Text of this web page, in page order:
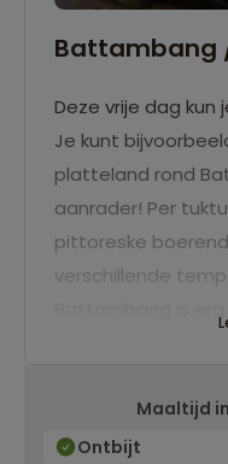
Battambang
Deze vrije dag kun
Je kunt
platteland rond
aanrader! Per
pittoreske
verschillende
geheimen van de
ontdekken. Leer zo
Maaltijd
Ontbijt